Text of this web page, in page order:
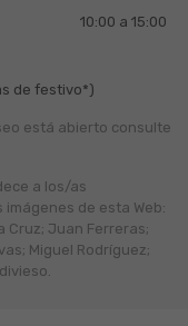
10:00 a 15:00
de festivo*)
está abierto consulte
a los/as
de esta Web:
Cruz; Juan Ferreras;
Miguel Rodríguez;